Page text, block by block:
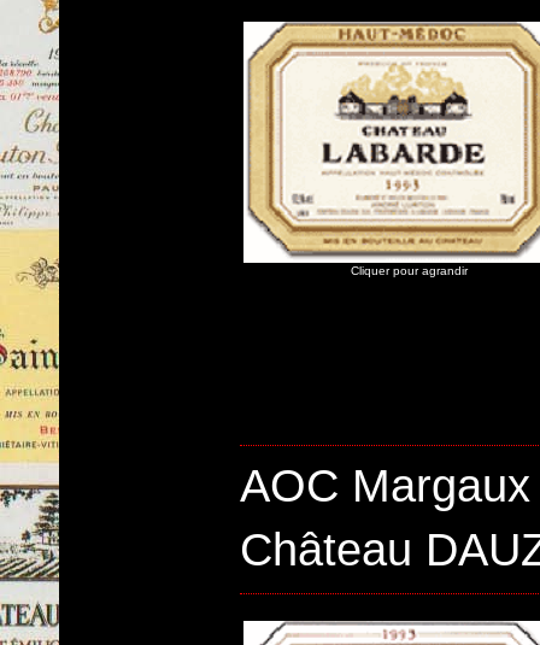
Cliquer pour agrandir
AOC
Château